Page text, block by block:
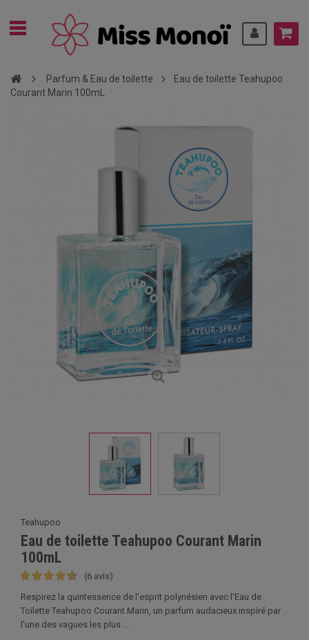
Parfum & Eau de toilette
Eau de toilette Teahupoo
Courant Marin 100mL
Teahupoo
Eau de toilette Teahupoo Courant Marin
100mL
(6 avis)
Respirez la quintessence de l'esprit polynésien avec l'Eau de
Toilette Teahupoo Courant Marin, un parfum audacieux inspiré par
l'une des vagues les plus ...